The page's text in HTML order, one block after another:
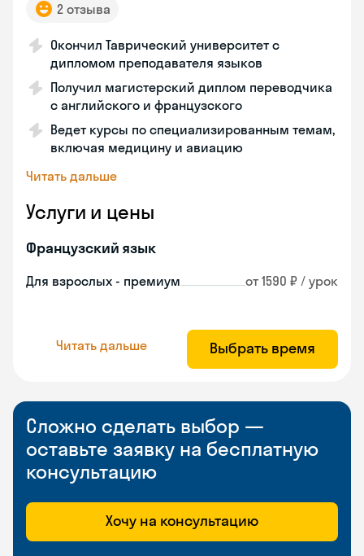
2 отзыва
Окончил Таврический университет с
дипломом преподавателя языков
Получил магистерский диплом переводчика
с английского и французского
Ведет курсы по специализированным темам,
включая медицину и авиацию
Читать дальше
Услуги и цены
Французский язык
Для взрослых - премиум от 1590 ₽ / урок
Читать дальше Выбрать время
Сложно сделать выбор —
оставьте заявку на бесплатную
консультацию
Хочу на консультацию